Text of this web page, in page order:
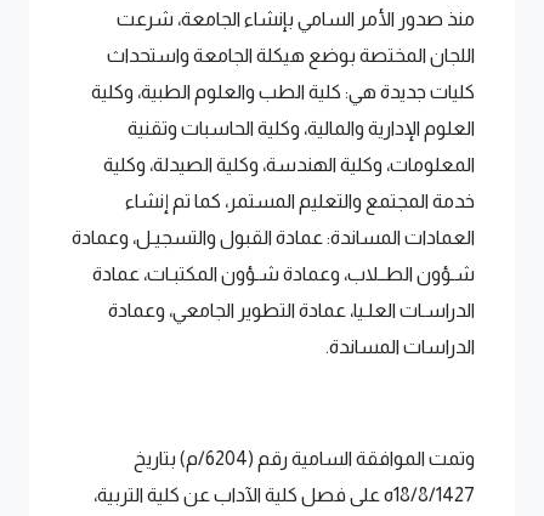
منذ صدور الأمر السامي بإنشاء الجامعة، شرعت
اللجان المختصة بوضع هيكلة الجامعة واستحداث
كليات جديدة هي: كلية الطب والعلوم الطبية، وكلية
العلوم الإدارية والمالية، وكلية الحاسبات وتقنية
المعلومات، وكلية الهندسة، وكلية الصيدلة، وكلية
خدمة المجتمع والتعليم المستمر، كما تم إنشاء
العمادات المساندة: عمادة القبول والتسجيـل، وعمادة
شـؤون الطــلاب، وعمادة شـؤون المكتبـات، عمادة
الدراسـات العلـيا، عمادة التطوير الجامعي، وعمادة
الدراسات المساندة.
وتمت الموافقة السامية رقم (6204/م) بتاريخ
18/8/1427ه على فصل كلية الآداب عن كلية التربية،